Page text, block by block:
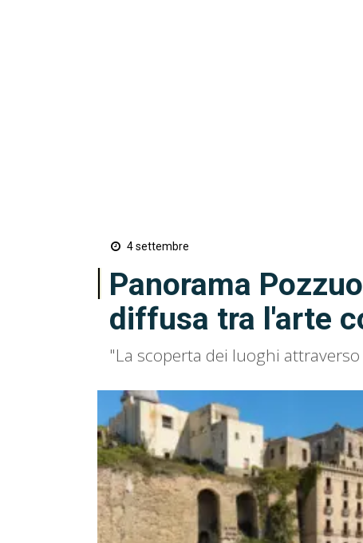
4 settembre
Panorama
diffusa tra l'arte
"La scoperta dei luoghi